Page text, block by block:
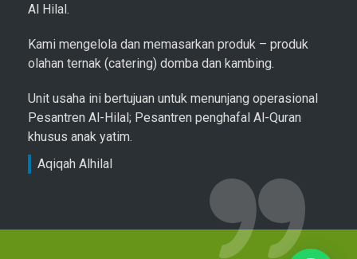
Al Hilal.
Kami mengelola dan memasarkan produk – produk
olahan ternak (catering) domba dan kambing.
Unit usaha ini bertujuan untuk menunjang operasional
Pesantren Al-Hilal; Pesantren penghafal Al-Quran
khusus anak yatim.
Aqiqah Alhilal